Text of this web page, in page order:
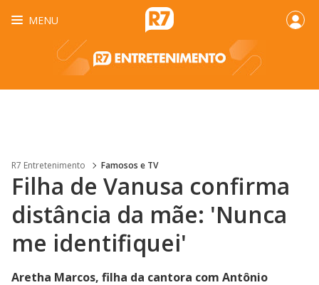
MENU
R7 Entretenimento Famosos e TV
Filha de Vanusa confirma
distância da mãe: 'Nunca
me identifiquei'
Aretha Marcos, filha da cantora com Antônio